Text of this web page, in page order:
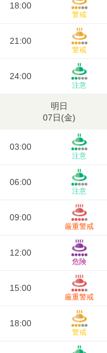
18:00
警戒
21:00
警戒
24:00
注意
明日
07日(金)
03:00
注意
06:00
注意
09:00
厳重警戒
12:00
危険
15:00
厳重警戒
18:00
警戒